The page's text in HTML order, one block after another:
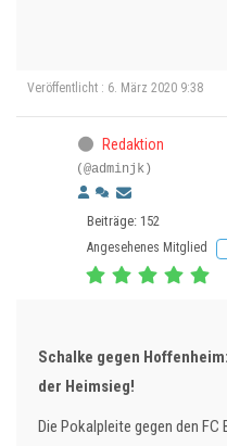
Veröffentlicht : 6. März 2020 9:38
Redaktion
(@adminjk)
Beiträge: 152
Angesehenes Mitglied
Schalke gegen
der Heimsieg!
Die Pokalpleite gegen den FC